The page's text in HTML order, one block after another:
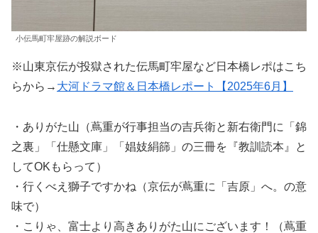
小伝馬町牢屋跡の解説ボード
※山東京伝が投獄された伝馬町牢屋など日本橋レポはこち
らから→ 大河ドラマ館＆日本橋レポート【2025年6月】
・ありがた山（蔦重が行事担当の吉兵衛と新右衛門に「錦
之裏」「仕懸文庫」「娼妓絹篩」の三冊を『教訓読本』と
してOKもらって）
・行くべえ獅子ですかね（京伝が蔦重に「吉原」へ。の意
味で）
・こりゃ、富士より高きありがた山にございます！（蔦重